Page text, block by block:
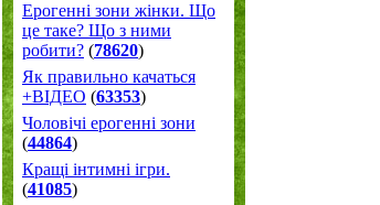
Ерогенні зони жінки. Що
це таке? Що з ними
робити? (78620)
Як правильно качаться
+ВІДЕО (63353)
Чоловічі ерогенні зони
(44864)
Кращі інтимні ігри.
(41085)